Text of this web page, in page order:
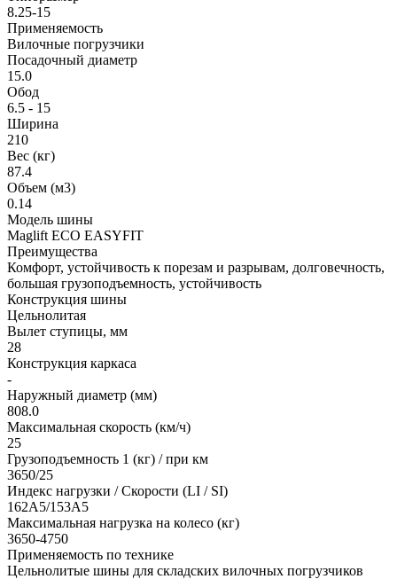
8.25-15
Применяемость
Вилочные погрузчики
Посадочный диаметр
15.0
Обод
6.5 - 15
Ширина
210
Вес (кг)
87.4
Объем (м3)
0.14
Модель шины
Maglift ECO EASYFIT
Преимущества
Комфорт, устойчивость к порезам и разрывам, долговечность,
большая грузоподъемность, устойчивость
Конструкция шины
Цельнолитая
Вылет ступицы, мм
28
Конструкция каркаса
-
Наружный диаметр (мм)
808.0
Максимальная скорость (км/ч)
25
Грузоподъемность 1 (кг) / при км
3650/25
Индекс нагрузки / Скорости (LI / SI)
162A5/153A5
Максимальная нагрузка на колесо (кг)
3650-4750
Применяемость по технике
Цельнолитые шины для складских вилочных погрузчиков